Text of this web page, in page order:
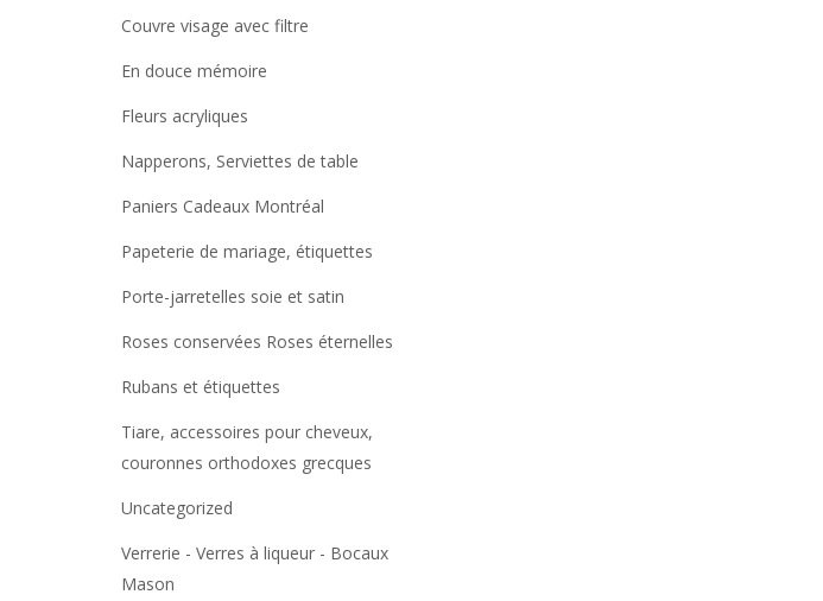
Couvre visage avec filtre
En douce mémoire
Fleurs acryliques
Napperons, Serviettes de table
Paniers Cadeaux Montréal
Papeterie de mariage, étiquettes
Porte-jarretelles soie et satin
Roses conservées Roses éternelles
Rubans et étiquettes
Tiare, accessoires pour cheveux,
couronnes orthodoxes grecques
Uncategorized
Verrerie - Verres à liqueur - Bocaux
Mason